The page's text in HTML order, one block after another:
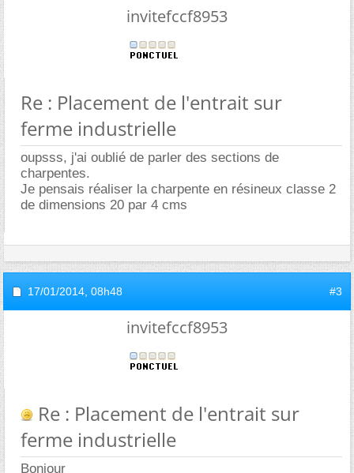
invitefccf8953
Re : Placement de l'entrait sur
ferme industrielle
oupsss, j'ai oublié de parler des sections de
charpentes.
Je pensais réaliser la charpente en résineux classe 2
de dimensions 20 par 4 cms
17/01/2014, 08h48 #3
invitefccf8953
Re : Placement de l'entrait sur
ferme industrielle
Bonjour